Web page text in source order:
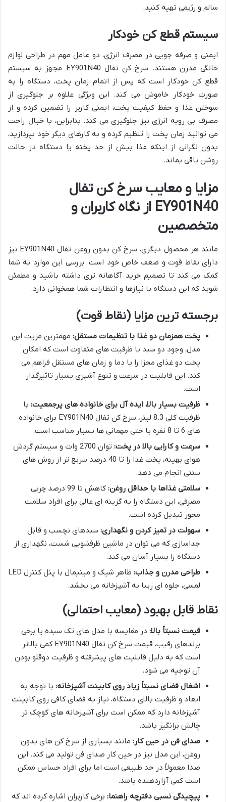
سالم و رژیمی تهیه کنید.
سیستم قطع کن خودکار
ایمنی و صرفه جویی در مصرف انرژی، دو عامل مهم در طراحی لوازم
خانگی مدرن هستند. سرخ کن تفال EY901N40 مجهز به سیستم
قطع کن خودکار است که پس از اتمام زمان پخت، دستگاه را به
صورت خودکار خاموش می کند. این ویژگی علاوه بر جلوگیری از
سوختن غذا و حفظ کیفیت پخت، ایمنی کاربر را تضمین کرده و از
مصرف بی رویه انرژی نیز جلوگیری می کند. بنابراین، با خیال راحت
می توانید زمان پخت را تنظیم کرده و به کارهای دیگر خود بپردازید،
بدون نگرانی از اینکه غذا بیش از حد پخته یا دستگاه در حالت
روشن باقی بماند.
مزایا و معایب سرخ کن تفال
EY901N40 از نگاه کاربران و
متخصصین
مانند هر محصول دیگری، سرخ کن بدون روغن تفال EY901N40 نیز
دارای نقاط قوت و ضعف خاص خود است. بررسی این موارد به شما
کمک می کند تا تصمیم خرید آگاهانه تری داشته باشید و مطمئن
شوید که این دستگاه با نیازها و انتظارات شما همخوانی دارد.
برجسته ترین مزایا (نقاط قوت)
پخت همزمان دو غذا با تنظیمات مستقل: مهمترین مزیت این
مدل، وجود دو سبد با ظرفیت های متفاوت است که امکان
پخت دو غذای مجزا را با دما و زمان های مستقل فراهم می
کند. این قابلیت در سرعت و تنوع آشپزی بسیار تاثیرگذار
است.
ظرفیت بسیار بالا، ایده آل برای خانواده های پرجمعیت: با
ظرفیت کلی 8.3 لیتر، سرخ کن تفال EY901N40 برای خانواده
های 6 تا 8 نفره یا حتی مهمانی ها بسیار مناسب است.
سرعت و کارایی بالا در پخت:
توان 2700 وات و سیستم گردش
هوای بهینه، پخت غذا را تا 40 درصد سریع تر از روش های
سنتی انجام می دهد.
سلامتی غذاها با حداقل روغن:
کاهش تا 99 درصد چربی
مصرفی، این دستگاه را به گزینه ای عالی برای افراد سلامت
محور تبدیل کرده است.
سهولت در تمیز کردن و نگهداری: سبدهای نچسب و قابل
جداسازی که می توان در ماشین ظرفشویی شست، نگهداری از
دستگاه را بسیار آسان می کند.
طراحی مدرن و جذاب:
ظاهر شیک و مینیمال با پنل کنترل LED
لمسی، جلوه ای زیبا به آشپزخانه می بخشد.
نقاط قابل بهبود (معایب احتمالی)
قیمت نسبتاً بالا: در مقایسه با مدل های تک سبده یا برخی
برندهای رقیب، قیمت سرخ کن تفال EY901N40 کمی بالاتر
است که به دلیل قابلیت های پیشرفته و ظرفیت دوقلو بودن
آن توجیه می شود.
اشغال فضای نسبتاً زیاد روی کابینت آشپزخانه: با توجه به
ابعاد و ظرفیت بالای دستگاه، نیاز به فضای کافی روی کابینت
آشپزخانه دارد که ممکن است برای آشپزخانه های کوچک تر
چالش برانگیز باشد.
صدای فن در حین کار: مانند بسیاری از سرخ کن های بدون
روغن، این مدل نیز در حین کار صدای فن تولید می کند. این
صدا معمولاً در حد طبیعی است اما برای افراد حساس ممکن
است کمی آزاردهنده باشد.
پیچیدگی نسبی دفترچه راهنما: برخی کاربران اشاره کرده اند که